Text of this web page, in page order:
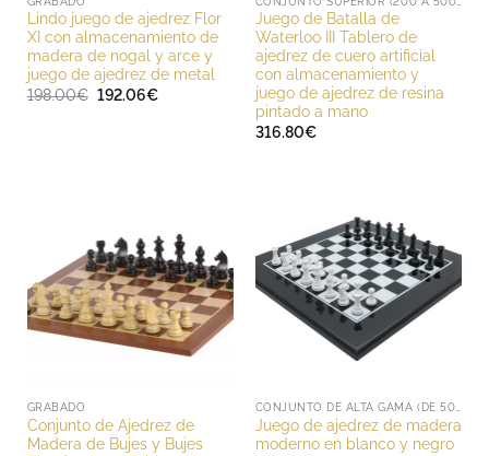
Lindo juego de ajedrez Flor
XI con almacenamiento de
madera de nogal y arce y
juego de ajedrez de metal
198.00€ El
192.06€El
Juego de Batalla de
Waterloo III Tablero de
ajedrez de cuero artificial
con almacenamiento y
juego de ajedrez de resina
pintado a mano
316.80€
GRABADO
Conjunto de Ajedrez de
Madera de Bujes y Bujes
Juego de ajedrez de madera
moderno en blanco y negro